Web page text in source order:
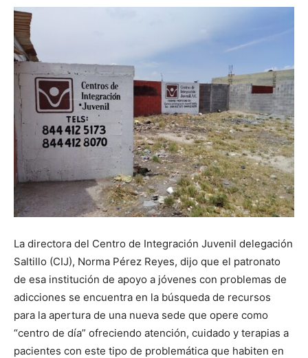
La directora del Centro de Integración Juvenil delegación
Saltillo (CIJ), Norma Pérez Reyes, dijo que el patronato
de esa institución de apoyo a jóvenes con problemas de
adicciones se encuentra en la búsqueda de recursos
para la apertura de una nueva sede que opere como
“centro de día” ofreciendo atención, cuidado y terapias a
pacientes con este tipo de problemática que habiten en